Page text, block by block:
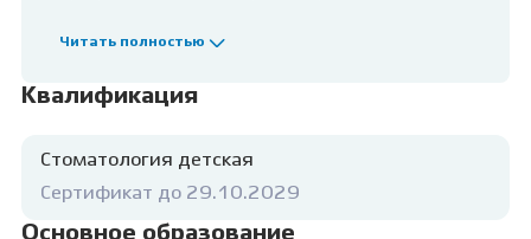
старым другом. Построение доверительных
уже был негативный опыт общения с
врачами. Свое лечение основываю на
стандартов, проверенных опытом других
акцентирую внимание как на
необходимости своевременного лечения,
Читать полностью
Квалификация
Стоматология детская
Сертификат до 29.10.2029
Основное образование